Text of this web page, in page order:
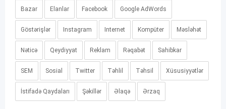
Bazar Elanlar Facebook Google AdWords
Göstərişlər Instagram Internet Kompüter Məsləhət
Nəticə Qeydiyyat Reklam Rəqabət Sahibkar
SEM Sosial Twitter Təhlil Təhsil Xüsusiyyətlər
İstifadə Qaydaları Şəkillər Əlaqə Ərzaq